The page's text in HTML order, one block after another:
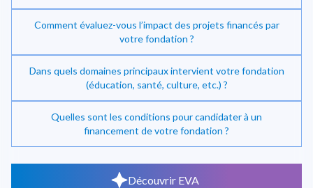
Comment évaluez-vous l’impact des projets financés par
votre fondation ?
Dans quels domaines principaux intervient votre fondation
(éducation, santé, culture, etc.) ?
Quelles sont les conditions pour candidater à un
financement de votre fondation ?
Découvrir EVA